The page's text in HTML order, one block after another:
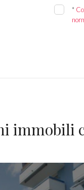
*
immobili